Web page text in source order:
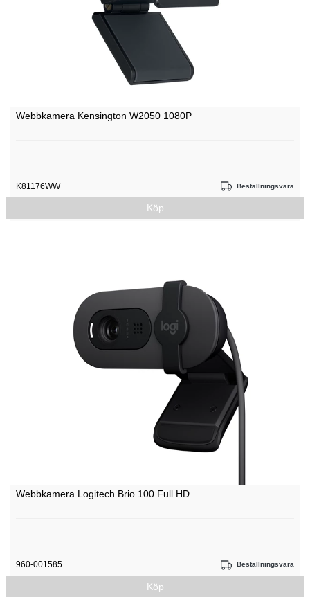
Webbkamera Kensington W2050 1080P
K81176WW Beställningsvara
Köp
Webbkamera Logitech Brio 100 Full HD
960-001585 Beställningsvara
Köp